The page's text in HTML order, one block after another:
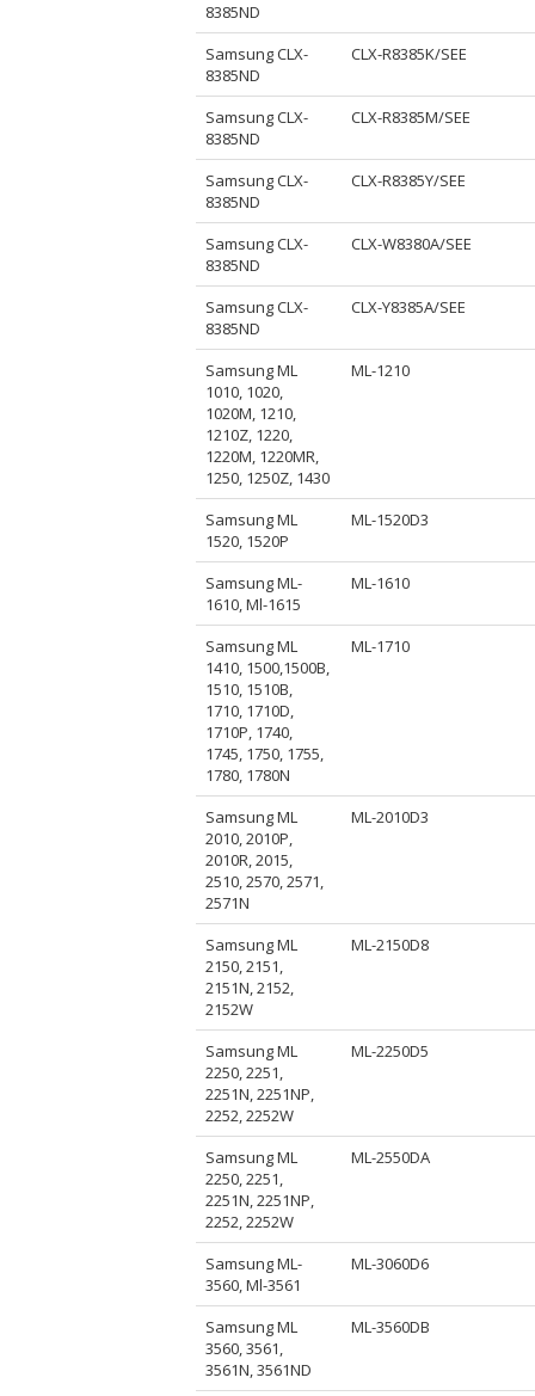
8385ND
Samsung CLX-
8385ND
CLX-R8385K/SEE
Samsung CLX-
8385ND
CLX-R8385M/SEE
Samsung CLX-
8385ND
CLX-R8385Y/SEE
Samsung CLX-
8385ND
CLX-W8380A/SEE
Samsung CLX-
8385ND
CLX-Y8385A/SEE
Samsung ML
1010, 1020,
1020M, 1210,
1210Z, 1220,
1220M, 1220MR,
1250, 1250Z, 1430
ML-1210
Samsung ML
1520, 1520P
ML-1520D3
Samsung ML-
1610, Ml-1615
ML-1610
Samsung ML
1410, 1500,1500B,
1510, 1510B,
1710, 1710D,
1710P, 1740,
1745, 1750, 1755,
1780, 1780N
ML-1710
Samsung ML
2010, 2010P,
2010R, 2015,
2510, 2570, 2571,
2571N
ML-2010D3
Samsung ML
2150, 2151,
2151N, 2152,
2152W
ML-2150D8
Samsung ML
2250, 2251,
2251N, 2251NP,
2252, 2252W
ML-2250D5
Samsung ML
2250, 2251,
2251N, 2251NP,
2252, 2252W
ML-2550DA
Samsung ML-
3560, Ml-3561
ML-3060D6
Samsung ML
3560, 3561,
3561N, 3561ND
ML-3560DB